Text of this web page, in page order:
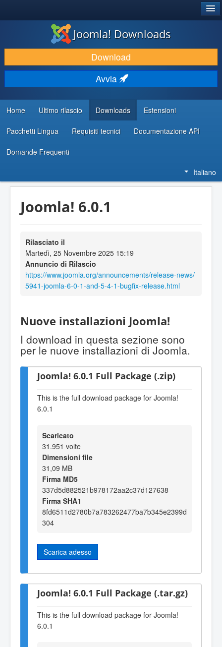
SCARICA & ESTENDI
SCOPRI & IMPARA
COMUNITÀ & SUPPORTO
RISORSE PER SVILUPPATORI
Joomla! Downloads
Download
Avvia
Home Ultimo rilascio Downloads Estensioni
Pacchetti Lingua Requisiti tecnici Documentazione API
Domande Frequenti
Italiano
Joomla! 6.0.1
Rilasciato il
Martedì, 25 Novembre 2025 15:19
Annuncio di Rilascio
https://www.joomla.org/announcements/release-news/
5941-joomla-6-0-1-and-5-4-1-bugfix-release.html
Nuove installazioni Joomla!
I download in questa sezione sono
per le nuove installazioni di Joomla.
Joomla! 6.0.1 Full Package (.zip)
This is the full download package for Joomla!
6.0.1
Scaricato
31.951 volte
Dimensioni file
31,09 MB
Firma MD5
337d5d882521b978172aa2c37d127638
Firma SHA1
8fd6511d2780b7a783262477ba7b345e2399d
304
Scarica adesso
Joomla! 6.0.1 Full Package (.tar.gz)
This is the full download package for Joomla!
6.0.1